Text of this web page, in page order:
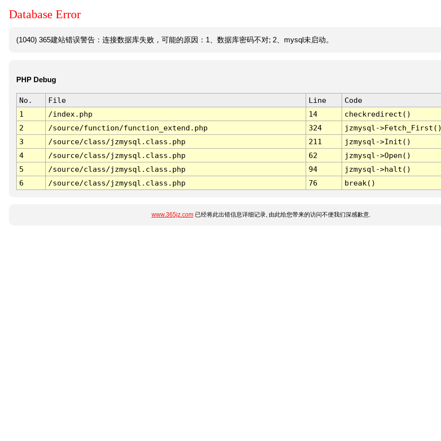
Database Error
(1040) 365建站错误警告：连接数据库失败，可能的原因：1、数据库密码不对; 2、mysql未启动。
PHP Debug
No. File Line
Code
1
/index.php 14
checkredirect()
2
/source/function/function_extend.php 324
jzmysql-
3
/source/class/jzmysql.class.php 211
jzmysql->Init()
4
/source/class/jzmysql.class.php 62
jzmysql->Open()
5
/source/class/jzmysql.class.php 94
jzmysql->halt()
6
/source/class/jzmysql.class.php 76 break()
www.365jz.com已经将此出错信息详细记录, 由此给您带来的访问不便我们深感歉意.